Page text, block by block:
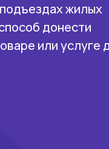
жилых
донести
или услуге